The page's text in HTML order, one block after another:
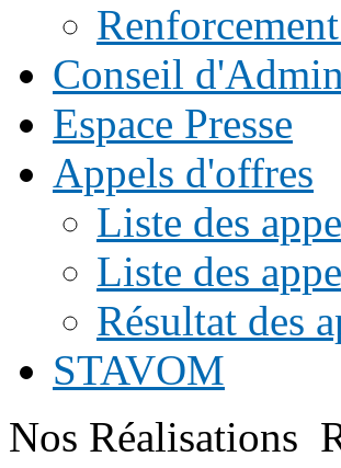
Conseil
Espace Presse
Appels d'offres
Liste des
Liste des
Résultat des
STAVOM
Nos Réalisations